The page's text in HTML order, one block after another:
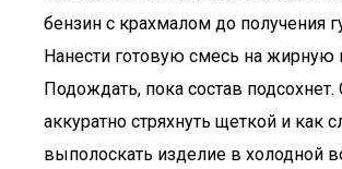
бензин с крахмалом до получения
Нанести готовую смесь на жирную
Подождать, пока состав подсохнет.
аккуратно стряхнуть щеткой и как
выполоскать изделие в холодной